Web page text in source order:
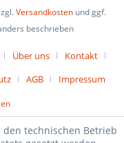
Versandkosten und ggf.
beschrieben
Über uns
Kontakt
AGB Impressum
den technischen Betrieb